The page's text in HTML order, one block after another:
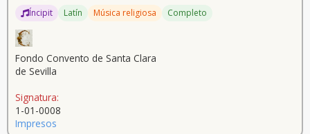
Íncipit Latín Música religiosa Completo
Fondo Convento de Santa Clara
de Sevilla
Signatura:
1-01-0008
Impresos